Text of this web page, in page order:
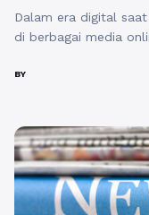
Dalam era digital
di berbagai media
Pemantauan berita
lebih luas. Berita
berbagai ...Baca
BY